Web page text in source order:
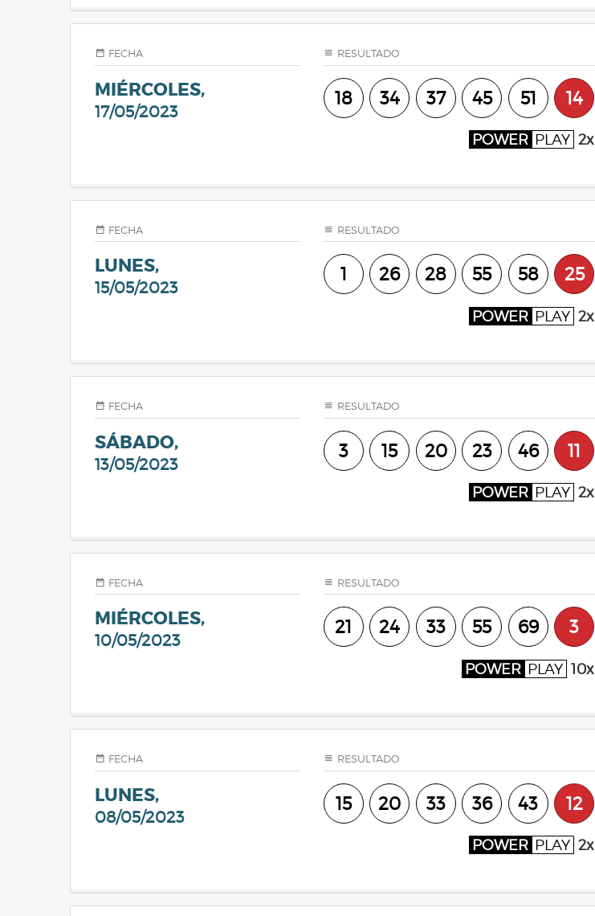
FECHA
MIÉRCOLES,
17/05/2023
RESULTADO
18 34 37 45 51 14
POWER PLAY 2x
FECHA
LUNES,
15/05/2023
RESULTADO
1 26 28 55 58 25
POWER PLAY 2x
FECHA
SÁBADO,
13/05/2023
RESULTADO
3 15 20 23 46 11
POWER PLAY 2x
FECHA
MIÉRCOLES,
10/05/2023
RESULTADO
21 24 33 55 69 3
POWER PLAY 10x
FECHA
LUNES,
08/05/2023
RESULTADO
15 20 33 36 43 12
POWER PLAY 2x